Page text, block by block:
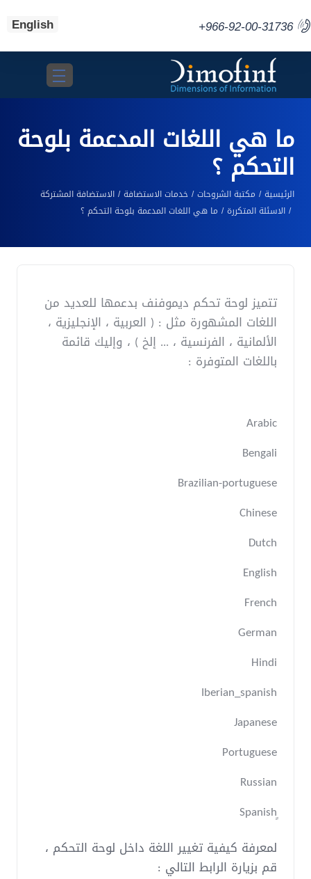
+966-92-00-31736
English
Toggle navigation
ما هي اللغات المدعمة بلوحة
التحكم ؟
الرئيسية مكتبة الشروحات خدمات الاستضافة الاستضافة المشتركة
الاسئلة المتكررة
ما هي اللغات المدعمة بلوحة التحكم ؟
تتميز لوحة تحكم ديموفنف بدعمها للعديد من
اللغات المشهورة مثل : ( العربية ، الإنجليزية ،
الألمانية ، الفرنسية ، ... إلخ ) ، وإليك قائمة
باللغات المتوفرة :
Arabic
Bengali
Brazilian-portuguese
Chinese
Dutch
English
French
German
Hindi
Iberian_spanish
Japanese
Portuguese
Russian
لمعرفة كيفية تغيير اللغة داخل لوحة التحكم ،
قم بزيارة الرابط التالي :